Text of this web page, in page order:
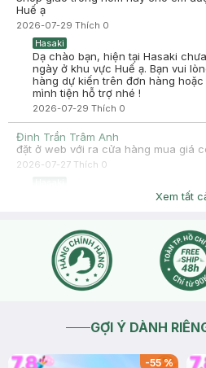
Này có thoa lên mặt được k ạ và có
Hasaki -2025-06-03
Hasaki xin chào! Hasaki cảm ơn
thời gian đánh giá. Sự hài lòng
lớn để Hasaki ngày càng phát
dịch vụ. Cảm ơn bạn đã tin tưởng
Huế ạ
2026-07-29 Thích 0
Hasaki
Dạ chào bạn, hiện tại Hasaki
ngày ở khu vực Huế ạ. Bạn vui
hàng dự kiến trên đơn hàng
mình tiện hỗ trợ nhé !
2026-07-29 Thích 0
Đinh Trần Trâm Anh
đặt ở web với ra cửa hàng mua giá
2026-07-27 Thích 0
Dạ các chương trình khuyến mãi
để được hưởng ưu đãi nhé.
2026-07-27Thích
Xem tất
GỢI Ý DÀNH
-55%